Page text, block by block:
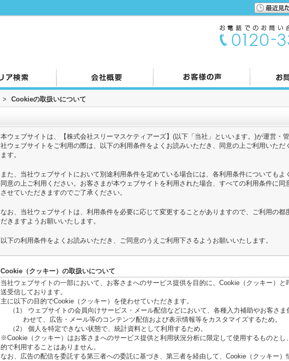
> Cookieの取扱いについて
本ウェブサイトは、【株式会社スリーマスケティアーズ】(以下「当社」といいます。)が運営・
社ウェブサイトをご利用の際は、以下の利用条件をよくお読みいただき、同意の上ご利用いただ
ます。
また、当社ウェブサイトにおいて別途利用条件を定めている場合には、各利用条件についてもよ
同意の上ご利用ください。お客さまが本ウェブサイトを利用された場合、すべての利用条件に同
させていただきますのでご了承ください。
なお、当社ウェブサイトは、利用条件を必要に応じて変更することがありますので、ご利用の都
だきますようお願いいたします。
以下の利用条件をよくお読みいただき、ご同意のうえご利用下さるようお願いいたします。
Cookie（クッキー）の取扱いについて
当社ウェブサイトの一部において、お客さまへのサービス提供を目的に、Cookie（クッキー）と
送受信しております。
主に以下の目的でCookie（クッキー）を使わせていただきます。
（1） ウェブサイトの会員向けサービス・メール配信などにおいて、各種入力補助やお客さ
わせて、広告・メール等のコンテンツ配信および表示情報等をカスタマイズするため。
（2） 個人を特定できない状態で、統計資料として利用するため。
※Cookie（クッキー）はお客さまへのサービス提供と利用状況分析に限定して使用するものとし
的で利用することはありません。
なお、広告の配信を委託する第三者への委託に基づき、第三者を経由して、Cookie（クッキー）